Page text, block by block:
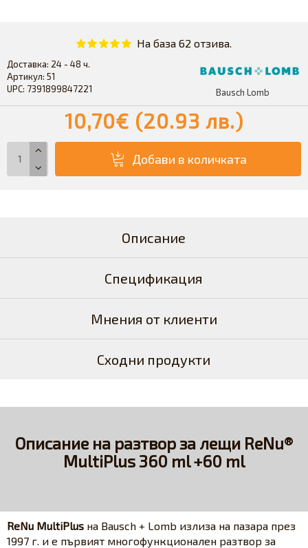
Доставка: 24 - 48 ч.
Артикул: 51
UPC: 7391899847221 Bausch Lomb
На база 62 отзива.
10,70€ (20.93 лв.)
Добави в количката
Описание
Спецификация
Мнения от клиенти
Сходни продукти
Описание на разтвор за лещи ReNu®
MultiPlus 360 ml +60 ml
ReNu MultiPlus на Bausch + Lomb излиза на пазара през
1997 г. и е първият многофункционален разтвор за